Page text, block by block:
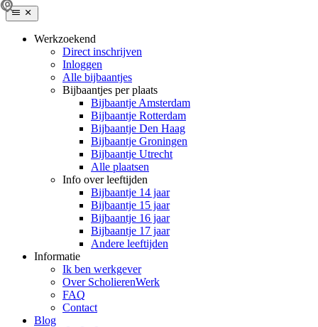
Werkzoekend
Direct inschrijven
Inloggen
Alle bijbaantjes
Bijbaantjes per plaats
Bijbaantje Amsterdam
Bijbaantje Rotterdam
Bijbaantje Den Haag
Bijbaantje Groningen
Bijbaantje Utrecht
Alle plaatsen
Info over leeftijden
Bijbaantje 14 jaar
Bijbaantje 15 jaar
Bijbaantje 16 jaar
Bijbaantje 17 jaar
Andere leeftijden
Informatie
Ik ben werkgever
Over ScholierenWerk
FAQ
Contact
Blog